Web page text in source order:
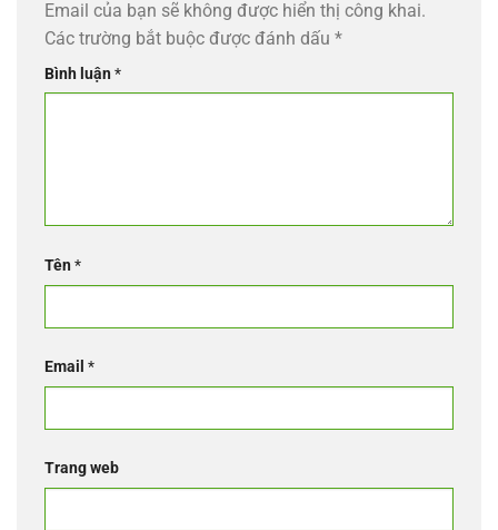
Email của bạn sẽ không được hiển thị công khai.
Các trường bắt buộc được đánh dấu *
Bình luận*
Tên*
Email *
Trang web